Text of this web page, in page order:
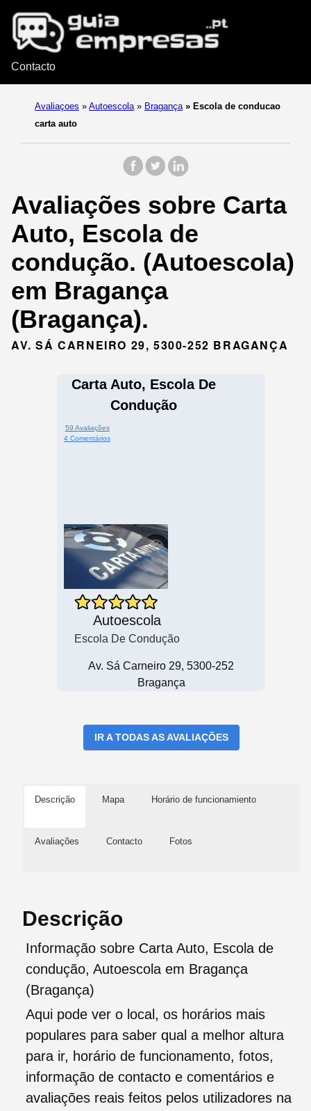
Contacto
Avaliaçoes » Autoescola » Bragança » Escola de conducao
carta auto
Avaliações sobre Carta
Auto, Escola de
condução. (Autoescola)
em Bragança
(Bragança).
AV. SÁ CARNEIRO 29, 5300-252 BRAGANÇA
Carta Auto, Escola De
Condução
59 Avaliações
4 Comentários
Autoescola
Escola De Condução
Av. Sá Carneiro 29, 5300-252
Bragança
IR A TODAS AS AVALIAÇÕES
Descrição Mapa Horário de funcionamiento
Avaliações Contacto Fotos
Descrição
Informação sobre Carta Auto, Escola de
condução, Autoescola em Bragança
(Bragança)
Aqui pode ver o local, os horários mais
populares para saber qual a melhor altura
para ir, horário de funcionamento, fotos,
informação de contacto e comentários e
avaliações reais feitos pelos utilizadores na